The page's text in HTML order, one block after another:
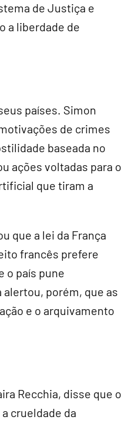
de Justiça e
a liberdade de
países. Simon
de crimes
baseada no
ações voltadas para o
que tiram a
que a lei da França
francês prefere
o país pune
porém, que as
e o arquivamento
Recchia, disse que o
crueldade da